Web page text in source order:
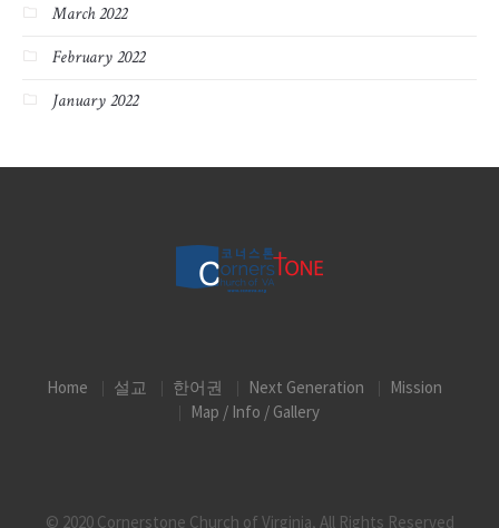
March 2022
February 2022
January 2022
Home 설교 한어권 Next Generation
Mission
Map / Info / Gallery
© 2020 Cornerstone Church of Virginia, All Rights Reserved